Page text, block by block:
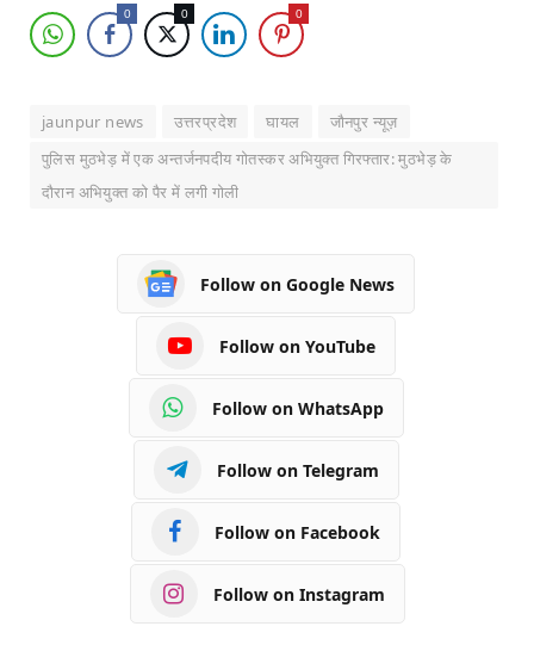
0 0 0
jaunpur news उत्तरप्रदेश घायल
जौनपुर न्यूज़
पुलिस मुठभेड़ में एक अन्तर्जनपदीय गोतस्कर अभियुक्त गिरफ्तार: मुठभेड़ के
दौरान अभियुक्त को पैर में लगी गोली
Follow on Google News
Follow on YouTube
Follow on WhatsApp
Follow on Telegram
Follow on Facebook
Follow on Instagram